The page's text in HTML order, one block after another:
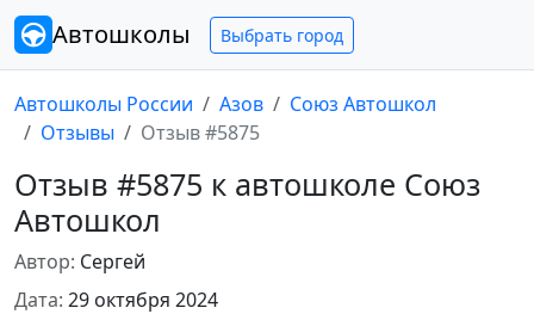
Автошколы Выбрать город
Автошколы России Азов
Союз Автошкол
Отзывы
Отзыв #5875
Отзыв #5875 к автошколе Союз
Автошкол
Автор: Сергей
Дата: 29 октября 2024